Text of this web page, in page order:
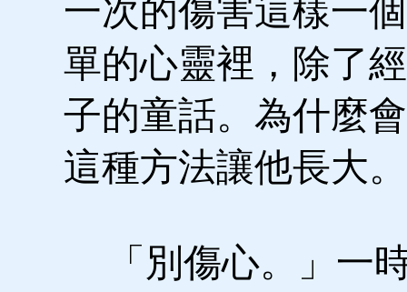
一次的傷害這樣一
單的心靈裡，除了
子的童話。為什麼
這種方法讓他長大。
「別傷心。」一